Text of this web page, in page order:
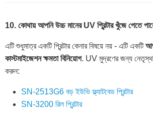
10. কোথায় আপনি উচ্চ মানের UV প্রিন্টার খুঁজে পেতে
এটি শুধুমাত্র একটি প্রিন্টার কেনার বিষয়ে নয় - এটি একটি
কাস্টমাইজেশন ক্ষমতা বিনিয়োগ. UV মুদ্রণের জন্য
করুন:
SN-2513G6 বড় ইউভি ফ্ল্যাটবেড প্রিন্টার
SN-3200 রিল প্রিন্টার